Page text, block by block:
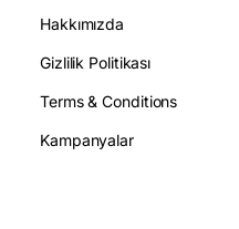
Hakkımızda
Gizlilik Politikası
Terms & Conditions
Kampanyalar